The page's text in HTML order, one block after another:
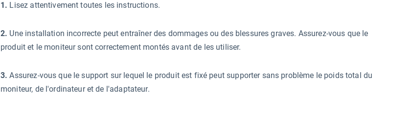
1. Lisez attentivement toutes les instructions.
2. Une installation incorrecte peut entraîner des dommages ou des blessures graves. Assurez-vous que le
produit et le moniteur sont correctement montés avant de les utiliser.
3.Assurez-vous que le support sur lequel le produit est fixé peut supporter sans problème le poids total du
moniteur, de l'ordinateur et de l'adaptateur.